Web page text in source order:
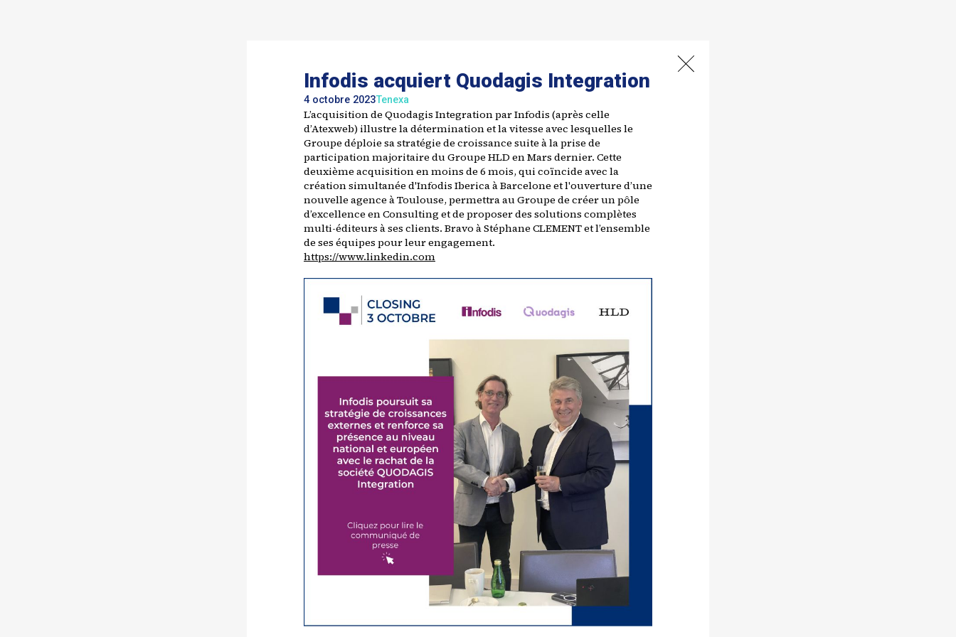
Infodis acquiert Quodagis Integration
4 octobre 2023Tenexa
L’acquisition de Quodagis Integration par Infodis (après celle
d’Atexweb) illustre la détermination et la vitesse avec lesquelles le
Groupe déploie sa stratégie de croissance suite à la prise de
participation majoritaire du Groupe HLD en Mars dernier. Cette
deuxième acquisition en moins de 6 mois, qui coïncide avec la
création simultanée d'Infodis Iberica à Barcelone et l'ouverture d’une
nouvelle agence à Toulouse, permettra au Groupe de créer un pôle
d’excellence en Consulting et de proposer des solutions complètes
multi-éditeurs à ses clients. Bravo à Stéphane CLEMENT et l’ensemble
de ses équipes pour leur engagement.
https://www.linkedin.com